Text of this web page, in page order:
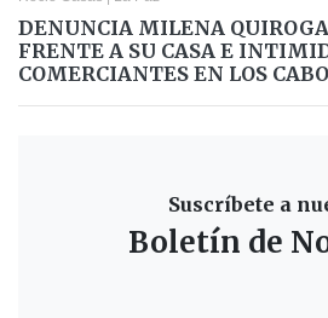
DENUNCIA MILENA
FRENTE A SU CASA E
COMERCIANTES EN LOS
Suscríbete a
Boletín de